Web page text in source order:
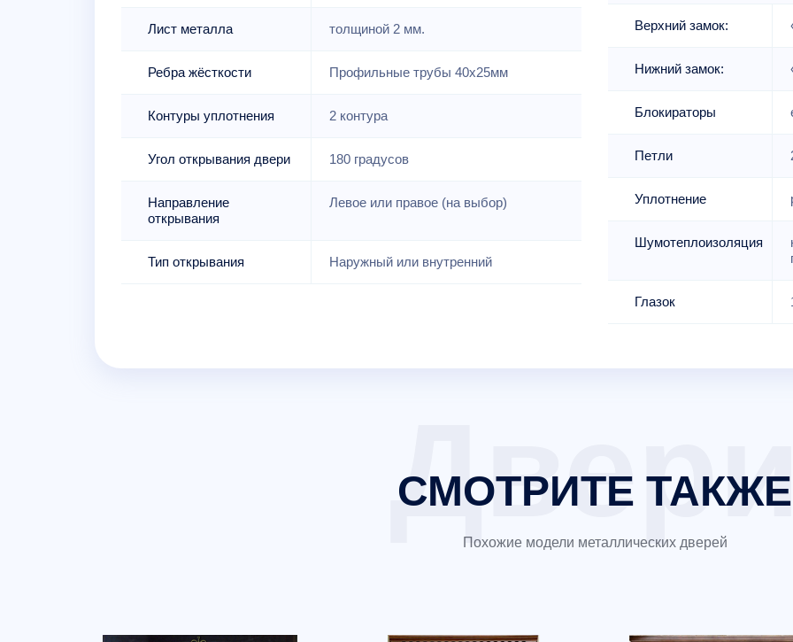
Лист металла толщиной 2 мм.
Ребра жёсткости Профильные трубы 40х25мм
Контуры уплотнения 2 контура
Угол открывания двери 180 градусов
Направление
открывания
Левое или правое (на выбор)
Тип открывания Наружный или внутренний
Верхний замок:
Нижний замок:
Блокираторы
Петли
Уплотнение
Шумотеплоизоляция
Глазок
СМОТРИТЕ ТАКЖЕ
Похожие модели металлических дверей